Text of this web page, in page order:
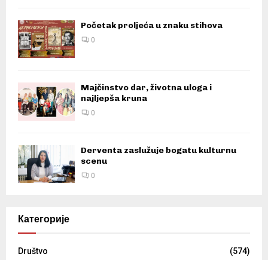
Početak proljeća u znaku stihova
0
Majčinstvo dar, životna uloga i
najljepša kruna
0
Derventa zaslužuje bogatu kulturnu
scenu
0
Категорије
Društvo
(574)